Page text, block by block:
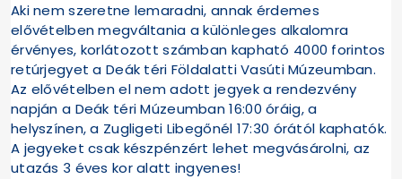
Aki nem szeretne lemaradni, annak érdemes
elővételben megváltania a különleges alkalomra
érvényes, korlátozott számban kapható 4000 forintos
retúrjegyet a Deák téri Földalatti Vasúti Múzeumban.
Az elővételben el nem adott jegyek a rendezvény
napján a Deák téri Múzeumban 16:00 óráig, a
helyszínen, a Zugligeti Libegőnél 17:30 órától kaphatók.
A jegyeket csak készpénzért lehet megvásárolni, az
utazás 3 éves kor alatt ingyenes!